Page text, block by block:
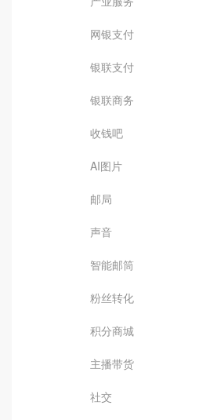
网银支付
银联支付
银联商务
收钱吧
AI图片
邮局
声音
智能邮筒
粉丝转化
积分商城
主播带货
社交